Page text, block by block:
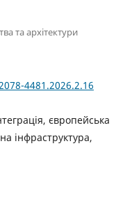
та архітектури
4481.2026.2.16
європейська
інфраструктура,